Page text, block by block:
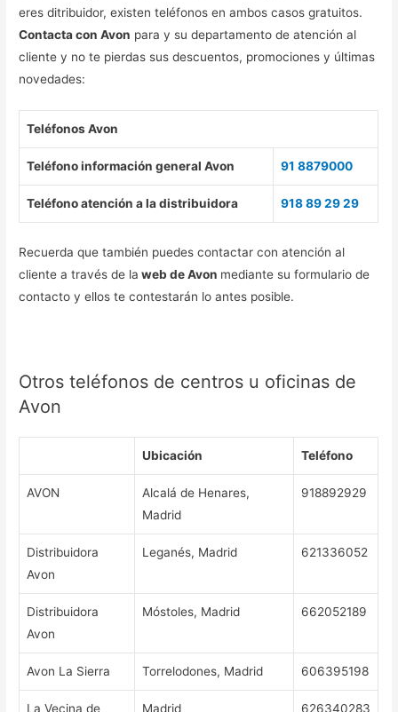
eres ditribuidor, existen teléfonos en ambos casos gratuitos.
Contacta con Avon para y su departamento de atención al
cliente y no te pierdas sus descuentos, promociones y últimas
novedades:
Teléfonos Avon
Teléfono información general Avon 91 8879000
Teléfono atención a la distribuidora 918 89 29 29
Recuerda que también puedes contactar con atención al
cliente a través de la web de Avon mediante su formulario de
contacto y ellos te contestarán lo antes posible.
Otros teléfonos de centros u oficinas de
Avon
Ubicación Teléfono
AVON
Alcalá de Henares,
Madrid
918892929
Distribuidora
Avon
Leganés, Madrid 621336052
Distribuidora
Avon
Móstoles, Madrid 662052189
Avon La Sierra Torrelodones, Madrid 606395198
La Vecina de Madrid 626340283